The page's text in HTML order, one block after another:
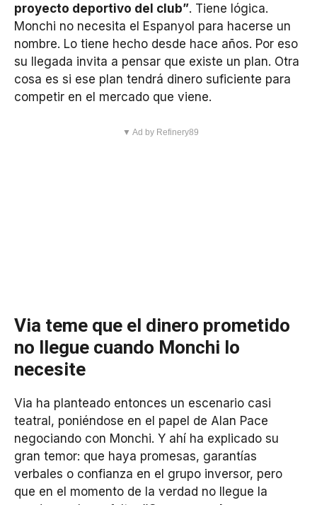
proyecto deportivo del club”. Tiene lógica.
Monchi no necesita el Espanyol para hacerse un
nombre. Lo tiene hecho desde hace años. Por eso
su llegada invita a pensar que existe un plan. Otra
cosa es si ese plan tendrá dinero suficiente para
competir en el mercado que viene.
▼ Ad by Refinery89
Via teme que el dinero prometido
no llegue cuando Monchi lo
necesite
Via ha planteado entonces un escenario casi
teatral, poniéndose en el papel de Alan Pace
negociando con Monchi. Y ahí ha explicado su
gran temor: que haya promesas, garantías
verbales o confianza en el grupo inversor, pero
que en el momento de la verdad no llegue la